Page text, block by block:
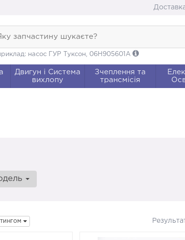
запчастину шукаєте?
насос ГУР Туксон, 06H905601A
Двигун і Система
вихлопу
Зчеплення та
трансмісія